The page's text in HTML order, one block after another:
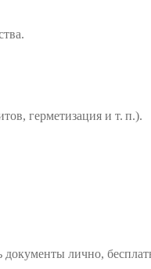
герметизация и т. п.).
лично,